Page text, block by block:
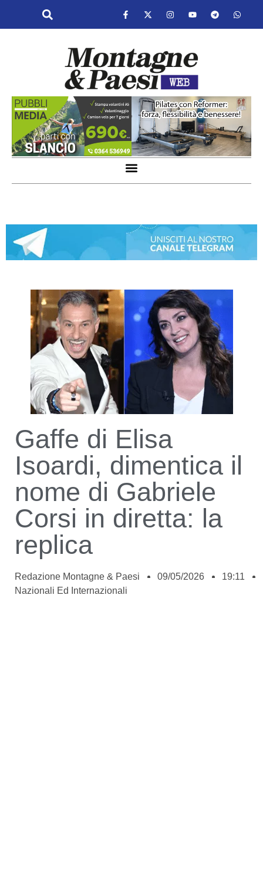
Gaffe di Elisa
Isoardi, dimentica il
nome di Gabriele
Corsi in diretta: la
replica
Redazione Montagne & Paesi 09/05/2026
19:11
Nazionali Ed Internazionali